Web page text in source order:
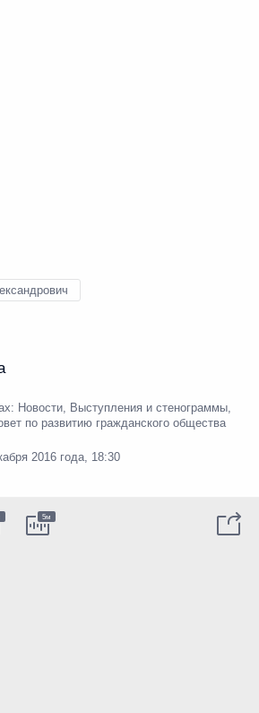
Новости, Выступления и стенограммы,
по развитию гражданского общества
2016 года, 18:30
5м